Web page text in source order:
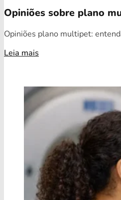
Opiniões sobre plano
Opiniões plano multipet:
Leia mais